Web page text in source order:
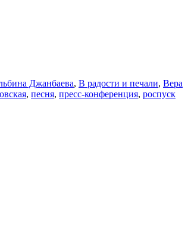
Джанбаева, В радости и печали, Вера
, песня, пресс-конференция, роспуск